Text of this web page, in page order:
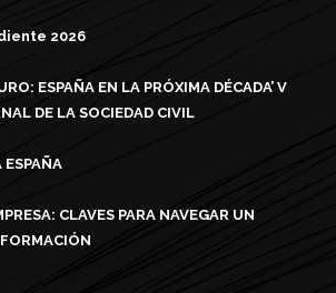
2026
ESPAÑA EN LA PRÓXIMA DÉCADA’ V
DE LA SOCIEDAD CIVIL
ESPAÑA
CLAVES PARA NAVEGAR UN